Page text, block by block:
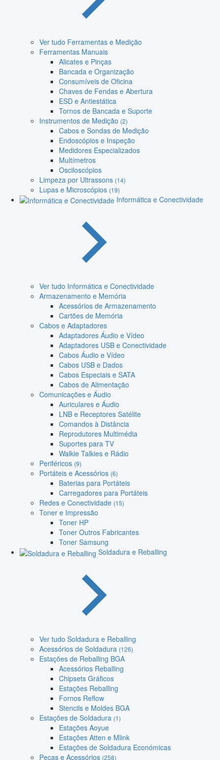
Ver tudo Ferramentas e Medição
Ferramentas Manuais
Alicates e Pinças
Bancada e Organização
Consumíveis de Oficina
Chaves de Fendas e Abertura
ESD e Antiestática
Tornos de Bancada e Suporte
Instrumentos de Medição (2)
Cabos e Sondas de Medição
Endoscópios e Inspeção
Medidores Especializados
Multímetros
Osciloscópios
Limpeza por Ultrassons (14)
Lupas e Microscópios (19)
Informática e Conectividade
Ver tudo Informática e Conectividade
Armazenamento e Memória
Acessórios de Armazenamento
Cartões de Memória
Cabos e Adaptadores
Adaptadores Áudio e Vídeo
Adaptadores USB e Conectividade
Cabos Áudio e Vídeo
Cabos USB e Dados
Cabos Especiais e SATA
Cabos de Alimentação
Comunicações e Áudio
Auriculares e Áudio
LNB e Receptores Satélite
Comandos à Distância
Reprodutores Multimédia
Suportes para TV
Walkie Talkies e Rádio
Periféricos (9)
Portáteis e Acessórios (6)
Baterias para Portáteis
Carregadores para Portáteis
Redes e Conectividade (15)
Toner e Impressão
Toner HP
Toner Outros Fabricantes
Toner Samsung
Soldadura e Reballing
Ver tudo Soldadura e Reballing
Acessórios de Soldadura (126)
Estações de Reballing BGA
Acessórios Reballing
Chipsets Gráficos
Estações Reballing
Fornos Reflow
Stencils e Moldes BGA
Estações de Soldadura (1)
Estações Aoyue
Estações Atten e Mlink
Estações de Soldadura Económicas
Peças e Acessórios (258)